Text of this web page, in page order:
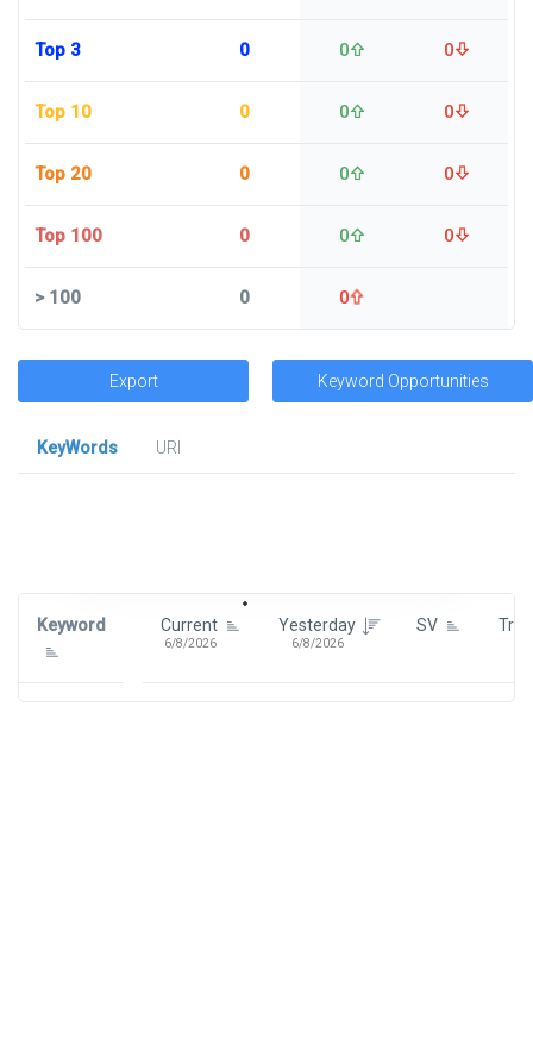
Top 3 0 0 0
Top 10 0 0 0
Top 20 0 0 0
Top 100 0 0 0
>100 0 0
Export Keyword Opportunities
KeyWords
URl
Keyword Current
6/8/2026
Yesterday
6/8/2026
SV